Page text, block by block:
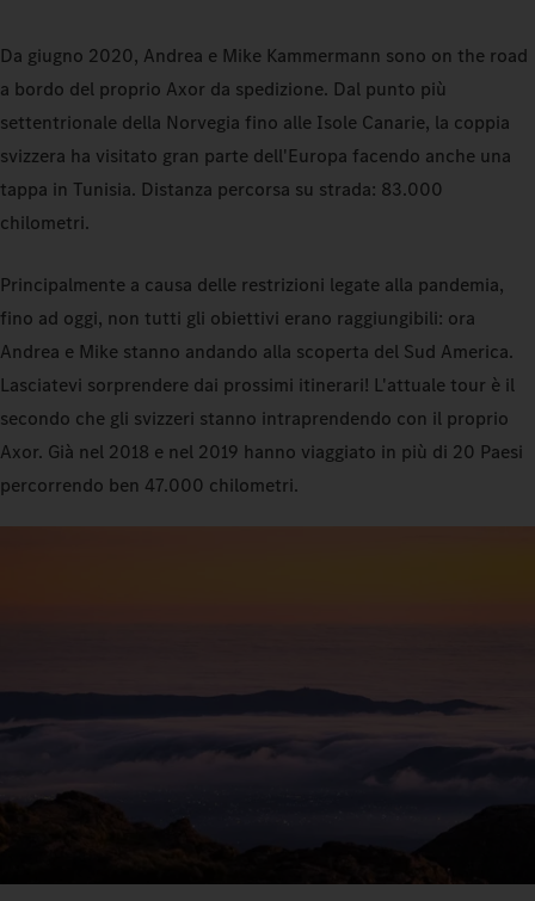
Da giugno 2020, Andrea e Mike Kammermann sono on the road
a bordo del proprio Axor da spedizione. Dal punto più
settentrionale della Norvegia fino alle Isole Canarie, la coppia
svizzera ha visitato gran parte dell'Europa facendo anche una
tappa in Tunisia. Distanza percorsa su strada: 83.000
chilometri.
Principalmente a causa delle restrizioni legate alla pandemia,
fino ad oggi, non tutti gli obiettivi erano raggiungibili: ora
Andrea e Mike stanno andando alla scoperta del Sud America.
Lasciatevi sorprendere dai prossimi itinerari! L'attuale tour è il
secondo che gli svizzeri stanno intraprendendo con il proprio
Axor. Già nel 2018 e nel 2019 hanno viaggiato in più di 20 Paesi
percorrendo ben 47.000 chilometri.